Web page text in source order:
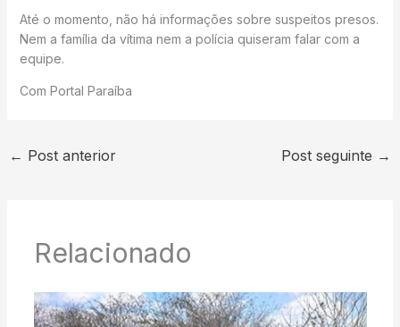
Até o momento, não há informações sobre suspeitos presos.
Nem a família da vítima nem a polícia quiseram falar com a
equipe.
Com Portal Paraíba
← Post anterior Post seguinte →
Relacionado